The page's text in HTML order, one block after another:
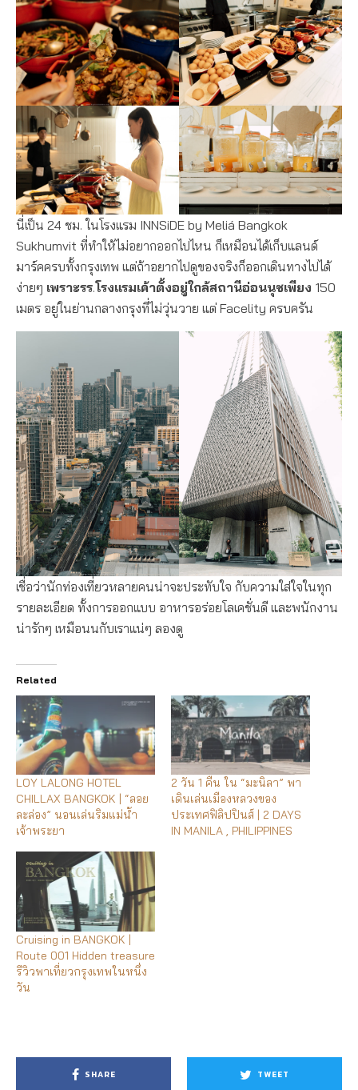
นี่เป็น 24 ชม. ในโรงแรม INNSiDE by Meliá Bangkok
Sukhumvit ที่ทำให้ไม่อยากออกไปไหน ก็เหมือนได้เก็บแลนด์
มาร์คครบทั้งกรุงเทพ แต่ถ้าอยากไปดูของจริงก็ออกเดินทางไปได้
ง่ายๆ เพราะรร.โรงแรมเค้าตั้งอยู่ใกล้สถานีอ่อนนุชเพียง 150
เมตร อยู่ในย่านกลางกรุงที่ไม่วุ่นวาย แต่ Facelity ครบครัน
เชื่อว่านักท่องเที่ยวหลายคนน่าจะประทับใจ กับความใส่ใจในทุก
รายละเอียด ทั้งการออกแบบ อาหารอร่อยโลเคชั่นดี และพนักงาน
น่ารักๆ เหมือนนกับเราแน่ๆ ลองดู
Related
LOY LALONG HOTEL
CHILLAX BANGKOK | “ลอย
ละล่อง” นอนเล่นริมแม่น้ำ
เจ้าพระยา
2 วัน 1 คืน ใน “มะนิลา” พา
เดินเล่นเมืองหลวงของ
ประเทศฟิลิปปินส์ | 2 DAYS
IN MANILA , PHILIPPINES
Cruising in BANGKOK |
Route 001 Hidden treasure
รีวิวพาเที่ยวกรุงเทพในหนึ่ง
วัน
SHARE TWEET